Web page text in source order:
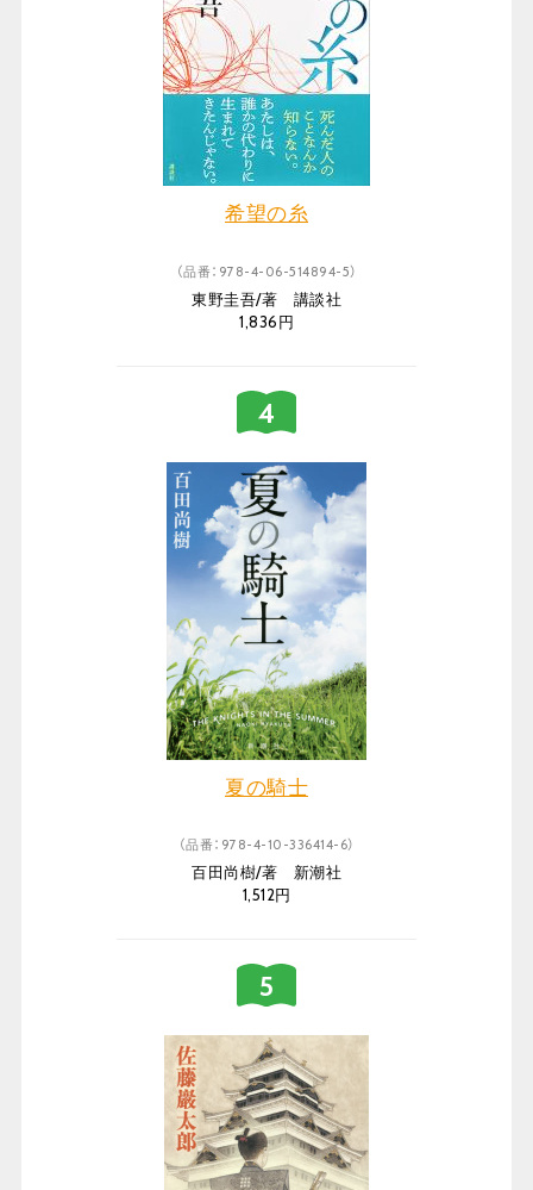
希望の糸
（品番：978-4-06-514894-5）
東野圭吾/著 講談社
1,836円
夏の騎士
（品番：978-4-10-336414-6）
百田尚樹/著 新潮社
1,512円